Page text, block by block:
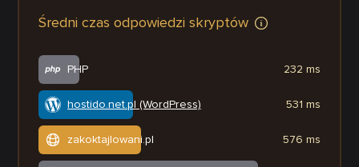
Średni czas odpowiedzi skryptów
PHP
hostido.net.pl (WordPress)
zakoktajlowani.pl
232 ms
531 ms
576 ms